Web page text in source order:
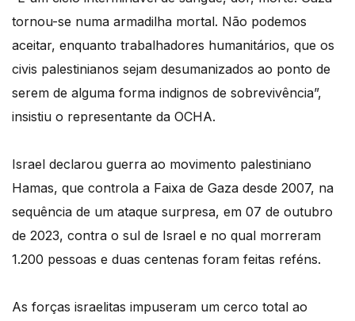
tornou-se numa armadilha mortal. Não podemos
aceitar, enquanto trabalhadores humanitários, que os
civis palestinianos sejam desumanizados ao ponto de
serem de alguma forma indignos de sobrevivência”,
insistiu o representante da OCHA.
Israel declarou guerra ao movimento palestiniano
Hamas, que controla a Faixa de Gaza desde 2007, na
sequência de um ataque surpresa, em 07 de outubro
de 2023, contra o sul de Israel e no qual morreram
1.200 pessoas e duas centenas foram feitas reféns.
As forças israelitas impuseram um cerco total ao